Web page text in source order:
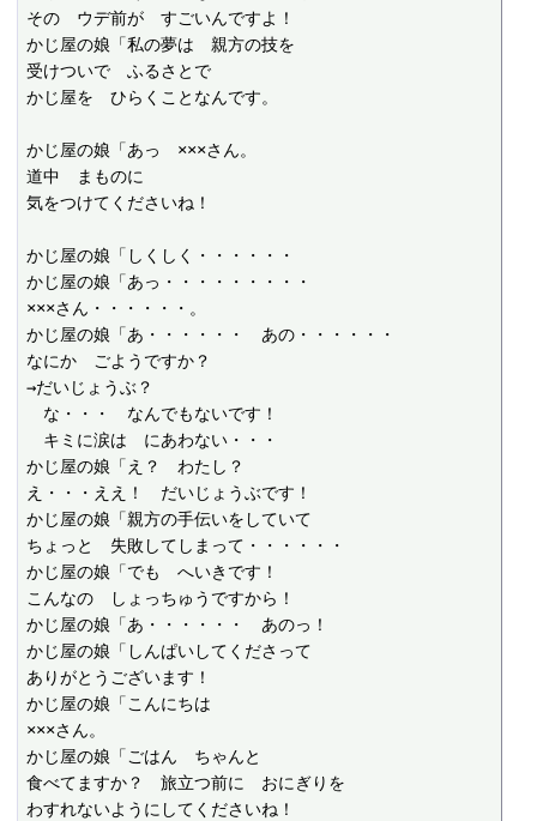
その　ウデ前が　すごいんですよ！
かじ屋の娘「私の夢は　親方の技を
受けついで　ふるさとで
かじ屋を　ひらくことなんです。
かじ屋の娘「あっ　×××さん。
道中　まものに
気をつけてくださいね！
かじ屋の娘「しくしく・・・・・・
かじ屋の娘「あっ・・・・・・・・・
×××さん・・・・・・。
かじ屋の娘「あ・・・・・・　あの・・・・・・
なにか　ごようですか？
→だいじょうぶ？
な・・・　なんでもないです！
キミに涙は　にあわない・・・
かじ屋の娘「え？　わたし？
え・・・ええ！　だいじょうぶです！
かじ屋の娘「親方の手伝いをしていて
ちょっと　失敗してしまって・・・・・・
かじ屋の娘「でも　へいきです！
こんなの　しょっちゅうですから！
かじ屋の娘「あ・・・・・・　あのっ！
かじ屋の娘「しんぱいしてくださって
ありがとうございます！
かじ屋の娘「こんにちは
×××さん。
かじ屋の娘「ごはん　ちゃんと
食べてますか？　旅立つ前に　おにぎりを
わすれないようにしてくださいね！